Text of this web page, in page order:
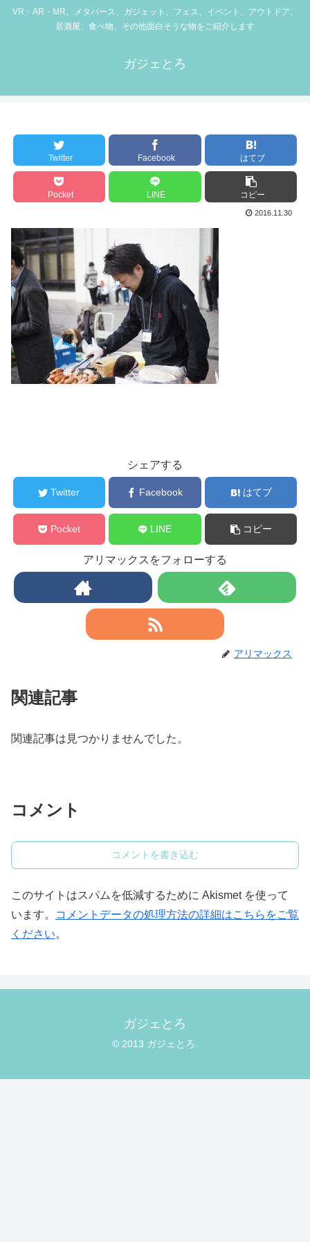
VR・AR・MR、メタバース、ガジェット、フェス、イベント、アウトドア、
居酒屋、食べ物、その他面白そうな物をご紹介します
ガジェとろ
Twitter Facebook はてブ
Pocket LINE コピー
2016.11.30
シェアする
Twitter Facebook はてブ
Pocket LINE コピー
アリマックスをフォローする
アリマックス
関連記事
関連記事は見つかりませんでした。
コメント
コメントを書き込む
このサイトはスパムを低減するために Akismet を使って
います。
コメントデータの処理方法の詳細はこちらをご覧
ください。
ガジェとろ
© 2013 ガジェとろ.